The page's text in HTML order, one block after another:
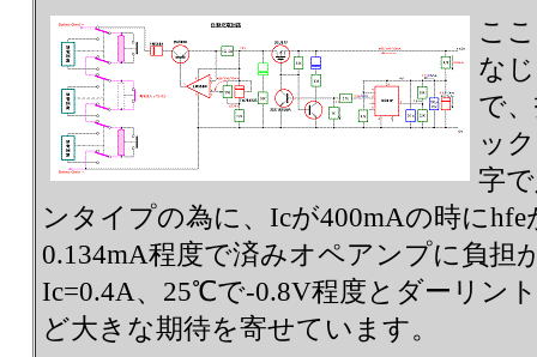
こ
な
で
ッ
字
ンタイプの為に、Icが400mAの時に
0.134mA程度で済みオペアンプに負担
Ic=0.4A、25℃で-0.8V程度とダーリン
ど大きな期待を寄せています。